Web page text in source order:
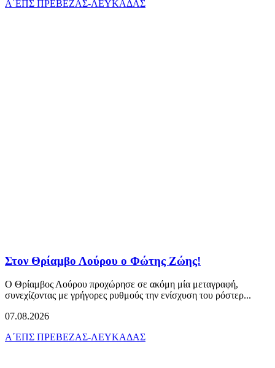
Α΄ΕΠΣ ΠΡΕΒΕΖΑΣ-ΛΕΥΚΑΔΑΣ
Στον Θρίαμβο Λούρου ο Φώτης Ζώης!
Ο Θρίαμβος Λούρου προχώρησε σε ακόμη μία μεταγραφή,
συνεχίζοντας με γρήγορες ρυθμούς την ενίσχυση του ρόστερ...
07.08.2026
Α΄ΕΠΣ ΠΡΕΒΕΖΑΣ-ΛΕΥΚΑΔΑΣ